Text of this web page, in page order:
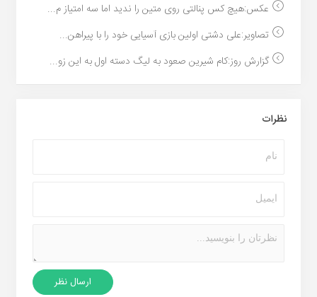
عکس:هیچ کس پنالتی روی متین را ندید اما سه امتیاز م...
تصاویر:علی دشتی اولین بازی آسیایی خود را با پیراهن...
گزارش روز:کام شیرین صعود به لیگ دسته اول به این زو...
نظرات